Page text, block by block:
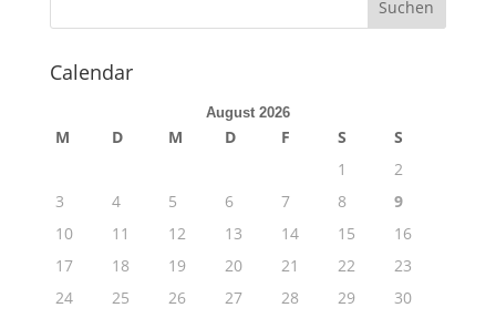
Calendar
August 2026
M D M D F S
S
1
2
3
4 5 6 7 8
9
10
11 12 13 14 15
16
17
18 19 20 21 22
23
24
25 26 27 28 29
30